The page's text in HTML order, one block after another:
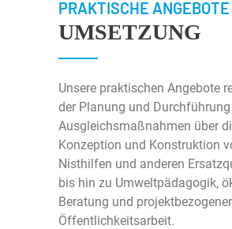
Über Uns
Über Milvus
Aktuelles
Karriere
Kontakt
Impressum
Datenschutz
©2026 Milvus GmbH
PRAKTISCHE ANGEBOTE
UMSETZUNG
Unsere praktischen Angebote
der Planung und
Ausgleichsmaßnahmen über
Konzeption und Konstruktion
Nisthilfen und anderen
bis hin zu Umweltpädagogik,
Beratung und projektbezogener
Öffentlichkeitsarbeit.